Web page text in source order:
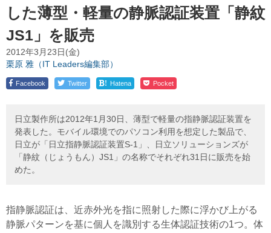
した薄型・軽量の静脈認証装置「静紋
JS1」を販売
2012年3月23日(金)
栗原 雅（IT Leaders編集部）
Facebook Twitter ! Hatena Pocket
日立製作所は2012年1月30日、薄型で軽量の指静脈認証装置を
発表した。モバイル環境でのパソコン利用を想定した製品で、
日立が「日立指静脈認証装置S-1」、日立ソリューションズが
「静紋（じょうもん）JS1」の名称でそれぞれ31日に販売を始
めた。
指静脈認証は、近赤外光を指に照射した際に浮かび上がる
静脈パターンを基に個人を識別する生体認証技術の1つ。体